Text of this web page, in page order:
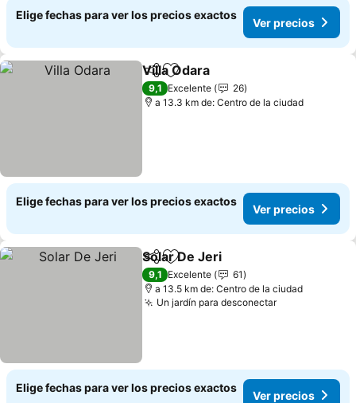
Elige fechas para ver los precios exactos
Ver precios
CompartirAgregar a favoritos
Villa Odara
9,1 Excelente
26
a 13.3 km de: Centro de la ciudad
Elige fechas para ver los precios exactos
Ver precios
CompartirAgregar a favoritos
Solar De Jeri
9,1 Excelente
61
a 13.5 km de: Centro de la ciudad
Un jardín para desconectarVer precios
Elige fechas para ver los precios exactos
Ver precios